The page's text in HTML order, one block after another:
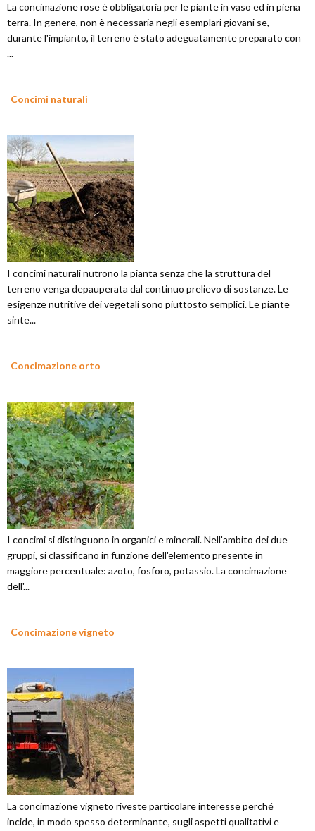
La concimazione rose è obbligatoria per le piante in vaso ed in piena
terra. In genere, non è necessaria negli esemplari giovani se,
durante l'impianto, il terreno è stato adeguatamente preparato con
...
Concimi naturali
I concimi naturali nutrono la pianta senza che la struttura del
terreno venga depauperata dal continuo prelievo di sostanze. Le
esigenze nutritive dei vegetali sono piuttosto semplici. Le piante
sinte...
Concimazione orto
I concimi si distinguono in organici e minerali. Nell'ambito dei due
gruppi, si classificano in funzione dell'elemento presente in
maggiore percentuale: azoto, fosforo, potassio. La concimazione
dell'...
Concimazione vigneto
La concimazione vigneto riveste particolare interesse perché
incide, in modo spesso determinante, sugli aspetti qualitativi e